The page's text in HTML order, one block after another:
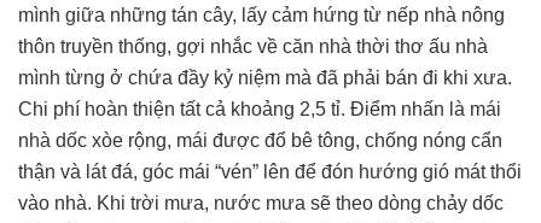
mình giữa những tán cây, lấy cảm hứng từ nếp nhà nông
thôn truyền thống, gợi nhắc về căn nhà thời thơ ấu nhà
mình từng ở chứa đầy kỷ niệm mà đã phải bán đi khi xưa.
Chi phí hoàn thiện tất cả khoảng 2,5 tỉ. Điểm nhấn là mái
nhà dốc xòe rộng, mái được đổ bê tông, chống nóng cẩn
thận và lát đá, góc mái “vén” lên để đón hướng gió mát thổi
vào nhà. Khi trời mưa, nước mưa sẽ theo dòng chảy dốc